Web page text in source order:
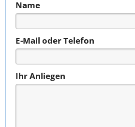
Name
E-Mail oder Telefon
Ihr Anliegen